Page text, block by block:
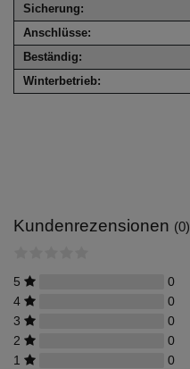
Sicherung:
Anschlüsse:
Beständig:
Winterbetrieb:
Kundenrezensionen (0)
5
0
4
0
3
0
2
0
1
0